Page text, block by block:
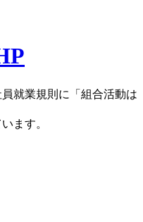
員就業規則に「組合活動は
ます。